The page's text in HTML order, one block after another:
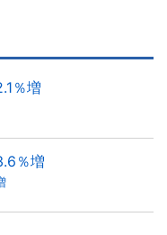
％増
％増